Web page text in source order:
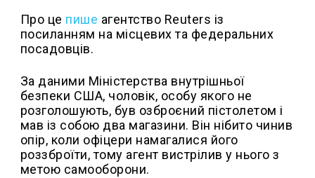
Про це пише агентство Reuters із
посиланням на місцевих та федеральних
посадовців.
За даними Міністерства внутрішньої
безпеки США, чоловік, особу якого не
розголошують, був озброєний пістолетом і
мав із собою два магазини. Він нібито чинив
опір, коли офіцери намагалися його
роззброїти, тому агент вистрілив у нього з
метою самооборони.